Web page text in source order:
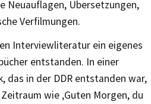
Neuauflagen, Übersetzungen,
Verfilmungen.
Interviewliteratur ein eigenes
entstanden. In einer
das in der DDR entstanden war,
wie ‚Guten Morgen, du